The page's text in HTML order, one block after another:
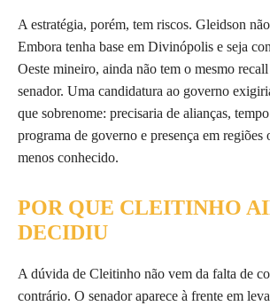
A estratégia, porém, tem riscos. Gleidson
Embora tenha base em Divinópolis e seja
Oeste mineiro, ainda não tem o mesmo
senador. Uma candidatura ao governo
que sobrenome: precisaria de alianças,
programa de governo e presença em regiões
menos conhecido.
POR QUE CLEITINHO
DECIDIU
A dúvida de Cleitinho não vem da falta de
contrário. O senador aparece à frente em